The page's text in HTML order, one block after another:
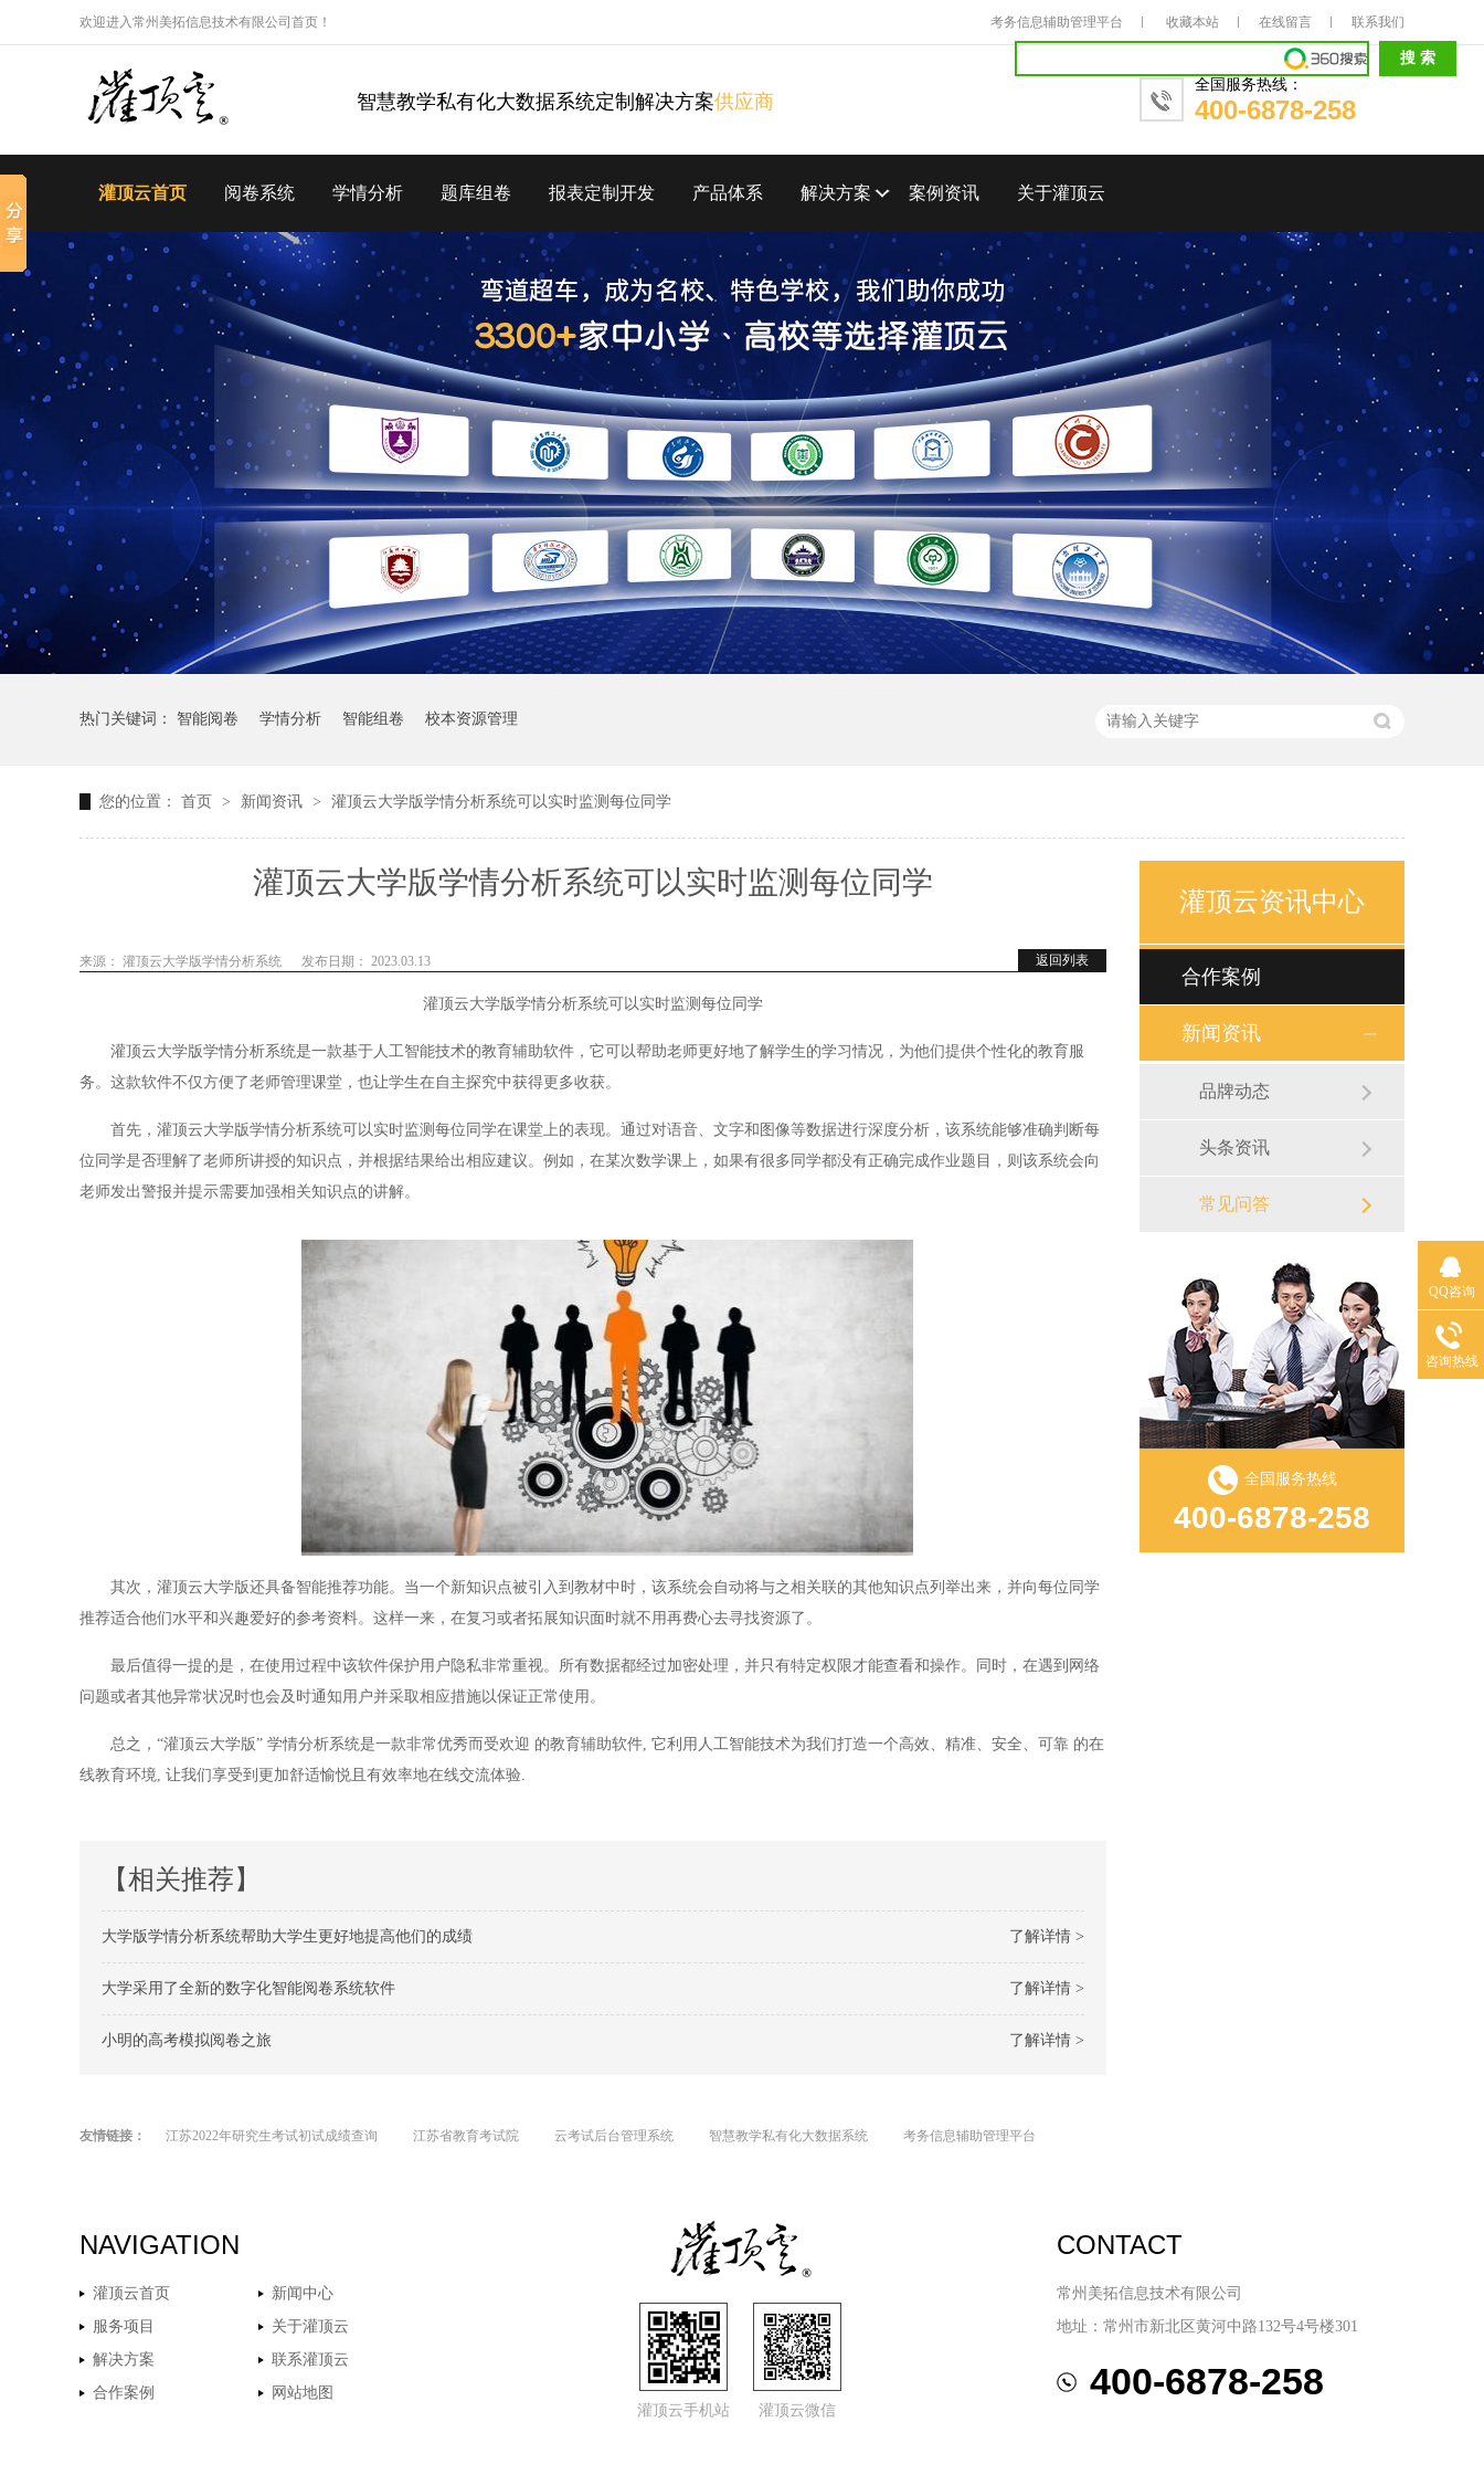
考务信息辅助管理平台 收藏本站 在线留言 联系我们
欢迎进入常州美拓信息技术有限公司首页！
智慧教学私有化大数据系统定制解决方案供应商
全国服务热线：
400-6878-258
灌顶云首页 阅卷系统 学情分析 题库组卷 报表定制开发 产品体系 解决方案 案例资讯 关于灌顶云
热门关键词： 智能阅卷 学情分析 智能组卷 校本资源管理
您的位置： 首页 > 新闻资讯 > 灌顶云大学版学情分析系统可以实时监测每位同学
灌顶云大学版学情分析系统可以实时监测每位同学
返回列表
来源： 灌顶云大学版学情分析系统 发布日期： 2023.03.13
灌顶云大学版学情分析系统可以实时监测每位同学
灌顶云大学版学情分析系统是一款基于人工智能技术的教育辅助软件，它可以帮助老师更好地了解学生的学习情况，为他们提供个性化的教育服
务。这款软件不仅方便了老师管理课堂，也让学生在自主探究中获得更多收获。
首先，灌顶云大学版学情分析系统可以实时监测每位同学在课堂上的表现。通过对语音、文字和图像等数据进行深度分析，该系统能够准确判断每
位同学是否理解了老师所讲授的知识点，并根据结果给出相应建议。例如，在某次数学课上，如果有很多同学都没有正确完成作业题目，则该系统会向
老师发出警报并提示需要加强相关知识点的讲解。
其次，灌顶云大学版还具备智能推荐功能。当一个新知识点被引入到教材中时，该系统会自动将与之相关联的其他知识点列举出来，并向每位同学
推荐适合他们水平和兴趣爱好的参考资料。这样一来，在复习或者拓展知识面时就不用再费心去寻找资源了。
最后值得一提的是，在使用过程中该软件保护用户隐私非常重视。所有数据都经过加密处理，并只有特定权限才能查看和操作。同时，在遇到网络
问题或者其他异常状况时也会及时通知用户并采取相应措施以保证正常使用。
总之，“灌顶云大学版” 学情分析系统是一款非常优秀而受欢迎 的教育辅助软件, 它利用人工智能技术为我们打造一个高效、精准、安全、可靠 的在
线教育环境, 让我们享受到更加舒适愉悦且有效率地在线交流体验.
【相关推荐】
了解详情 >
大学版学情分析系统帮助大学生更好地提高他们的成绩
了解详情 >
大学采用了全新的数字化智能阅卷系统软件
了解详情 >
小明的高考模拟阅卷之旅
灌顶云资讯中心
合作案例
新闻资讯
品牌动态
头条资讯
常见问答
全国服务热线
400-6878-258
友情链接： 江苏2022年研究生考试初试成绩查询 江苏省教育考试院 云考试后台管理系统 智慧教学私有化大数据系统 考务信息辅助管理平台
NAVIGATION
灌顶云首页
新闻中心
服务项目
关于灌顶云
解决方案
联系灌顶云
合作案例
网站地图
灌顶云手机站
灌顶云微信
CONTACT
常州美拓信息技术有限公司
地址：常州市新北区黄河中路132号4号楼301
400-6878-258
QQ咨询
咨询热线